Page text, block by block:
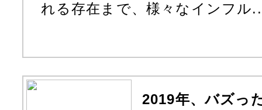
れる存在まで、様々なインフル
2019年、バズっ